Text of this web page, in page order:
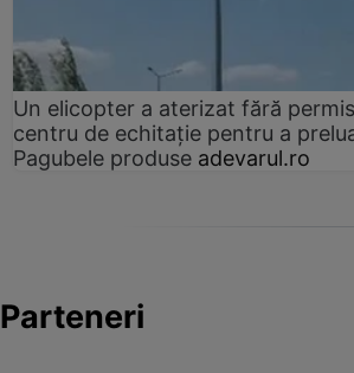
Un elicopter a aterizat fără
centru de echitație pentru a
Pagubele produse adevarul.ro
Parteneri